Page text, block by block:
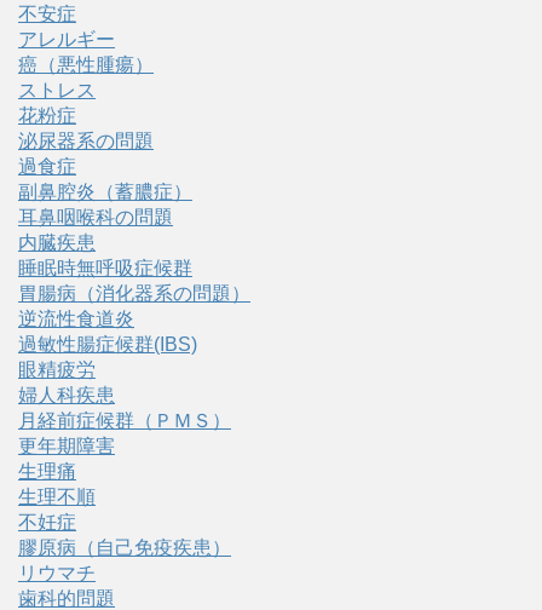
不安症
アレルギー
癌（悪性腫瘍）
ストレス
花粉症
泌尿器系の問題
過食症
副鼻腔炎（蓄膿症）
耳鼻咽喉科の問題
内臓疾患
睡眠時無呼吸症候群
胃腸病（消化器系の問題）
逆流性食道炎
過敏性腸症候群(IBS)
眼精疲労
婦人科疾患
月経前症候群（ＰＭＳ）
更年期障害
生理痛
生理不順
不妊症
膠原病（自己免疫疾患）
リウマチ
歯科的問題